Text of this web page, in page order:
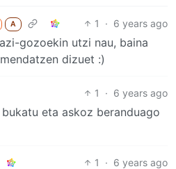
A 1 · 6 years ago
gozoekin utzi nau, baina
dizuet :)
1 · 6 years ago
eta askoz beranduago
1 · 6 years ago